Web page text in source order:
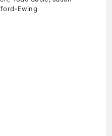
Ewing